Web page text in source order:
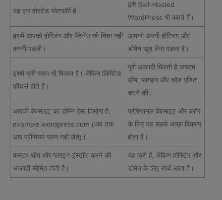
यह एक होस्टेड प्लेटफॉर्म है।
इसे Self-Hosted
WordPress भी कहते हैं।
इसमें आपको होस्टिंग और मेंटेनेंस की चिंता नहीं
करनी पड़ती।
आपको अपनी होस्टिंग और
डोमेन खुद लेना पड़ता है।
इसमें फ्री प्लान भी मिलता है। लेकिन लिमिटेड
फीचर्स होते हैं।
पूरी आज़ादी मिलती है कस्टम
थीम, प्लगइन और कोड एडिट
करने की।
आपकी वेबसाइट का डोमेन ऐसा दिखेगा है:
example.wordpress.com (जब तक
आप प्रीमियम प्लान नहीं लेते)।
प्रोफेशनल वेबसाइट और ब्लॉग
के लिए यह सबसे अच्छा विकल्प
होता है।
कस्टम थीम और प्लगइन इंस्टॉल करने की
आज़ादी सीमित होती है।
यह फ्री है, लेकिन होस्टिंग और
डोमेन के लिए खर्च आता है।